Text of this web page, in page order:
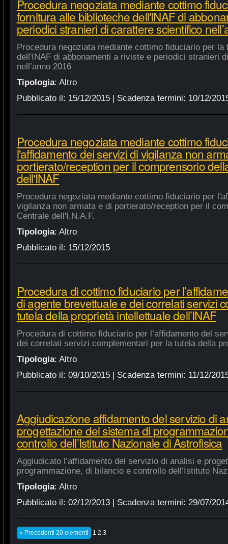
Procedura negoziata mediante cottimo
fornitura alle biblioteche dell'INAF di
periodici stranieri di carattere scientifico
Procedura negoziata mediante cottimo fiduciario per la
dell'INAF di abbonamenti a riviste e periodici stranieri
nell’anno 2016
Tipologia: Altro
Pubblicato il: 15/12/2015| Scadenza termini: 10/12/
Procedura negoziata mediante cottimo
l'affidamento dei servizi di vigilanza non
portierato/reception per il comprensorio
dell'INAF
Procedura negoziata mediante cottimo fiduciario per
vigilanza non armata e di portierato/reception per il
Centrale dell'I.N.A.F.
Tipologia: Altro
Pubblicato il: 15/12/2015
Procedura di cottimo fiduciario per
di agente brevettuale e dei correlati servizi
tutela della proprietà intellettuale dell’INAF
Procedura di cottimo fiduciario per l’affidamento del
dei correlati servizi complementari per la tutela della
Tipologia: Altro
Pubblicato il: 09/10/2015| Scadenza termini: 11/12/
Aggiudicazione affidamento del servizio di
progettazione del sistema di
controllo dell’Istituto Nazionale di Astrofisica
Aggiudicato l’affidamento del servizio di analisi e
programmazione, di bilancio e controllo dell’Istituto
Tipologia: Altro
Pubblicato il: 02/12/2013| Scadenza termini: 29/07/
« Precedenti 20 elementi 1 2 3